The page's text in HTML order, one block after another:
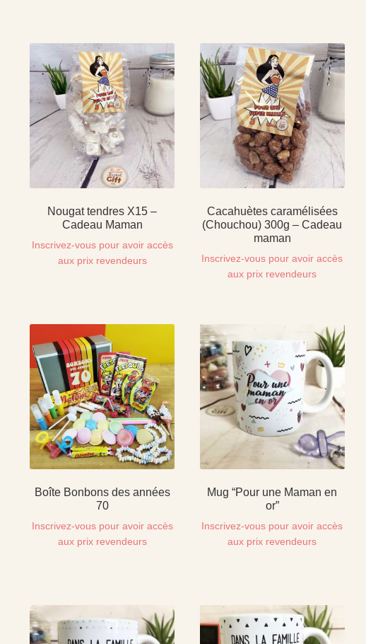
Nougat tendres X15 –
Cadeau Maman
Inscrivez-vous pour avoir accès
aux prix revendeurs
Cacahuètes caramélisées
(Chouchou) 300g – Cadeau
maman
Inscrivez-vous pour avoir accès
aux prix revendeurs
Boîte Bonbons des années
70
Inscrivez-vous pour avoir accès
aux prix revendeurs
Mug “Pour une Maman en
or”
Inscrivez-vous pour avoir accès
aux prix revendeurs